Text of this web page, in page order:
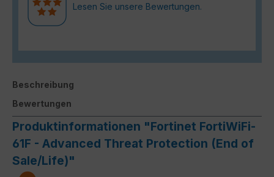
Lesen Sie unsere Bewertungen.
Beschreibung
Bewertungen
Produktinformationen "Fortinet FortiWiFi-
61F - Advanced Threat Protection (End of
Sale/Life)"